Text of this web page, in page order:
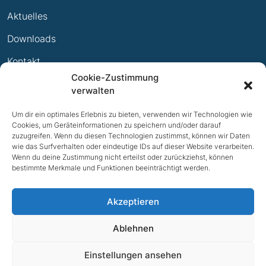
Cookie-Zustimmung
verwalten
Um dir ein optimales Erlebnis zu bieten, verwenden wir Technologien wie
Cookies, um Geräteinformationen zu speichern und/oder darauf
zuzugreifen. Wenn du diesen Technologien zustimmst, können wir Daten
wie das Surfverhalten oder eindeutige IDs auf dieser Website verarbeiten.
Wenn du deine Zustimmung nicht erteilst oder zurückziehst, können
bestimmte Merkmale und Funktionen beeinträchtigt werden.
Akzeptieren
Ablehnen
Einstellungen ansehen
Ewige Erfolge
Mitglied werden
Aktuelles
Downloads
Kontakt